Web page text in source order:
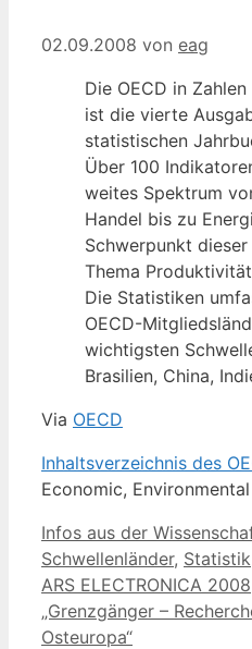
02.09.2008 von eag
Die OECD in
ist die vierte
statistischen
Über 100
weites Spektrum
Handel bis zu
Schwerpunkt
Thema
Die Statistiken
OECD-
wichtigsten
Brasilien, China,
Via OECD
Inhaltsverzeichnis des
Economic,
Kategorien
Infos aus der
Schwellenländer, Statistik
ARS ELECTRONICA 2008
„Grenzgänger –
Osteuropa“